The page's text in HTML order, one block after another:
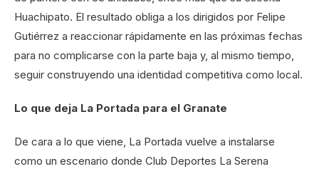
Huachipato. El resultado obliga a los dirigidos por Felipe
Gutiérrez a reaccionar rápidamente en las próximas fechas
para no complicarse con la parte baja y, al mismo tiempo,
seguir construyendo una identidad competitiva como local.
Lo que deja La Portada para el Granate
De cara a lo que viene, La Portada vuelve a instalarse
como un escenario donde Club Deportes La Serena